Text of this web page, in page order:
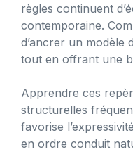
règles continuent
contemporaine.
d’ancrer un modèle
tout en offrant une
Apprendre ces
structurelles
favorise
en ordre conduit